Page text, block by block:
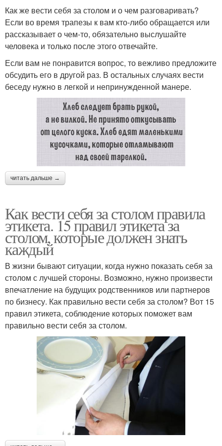
Как же вести себя за столом и о чем разговаривать?
Если во время трапезы к вам кто-либо обращается или
рассказывает о чем-то, обязательно выслушайте
человека и только после этого отвечайте.
Если вам не понравится вопрос, то вежливо предложите
обсудить его в другой раз. В остальных случаях вести
беседу нужно в легкой и непринужденной манере.
читать дальше →
Как вести себя за столом правила
этикета. 15 правил этикета за
столом, которые должен знать
каждый
В жизни бывают ситуации, когда нужно показать себя за
столом с лучшей стороны. Возможно, нужно произвести
впечатление на будущих родственников или партнеров
по бизнесу. Как правильно вести себя за столом? Вот 15
правил этикета, соблюдение которых поможет вам
правильно вести себя за столом.